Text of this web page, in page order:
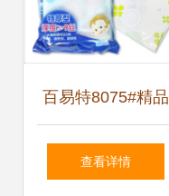
百易特8075#精品
加厚压缩袋 秋冬收
查看详情